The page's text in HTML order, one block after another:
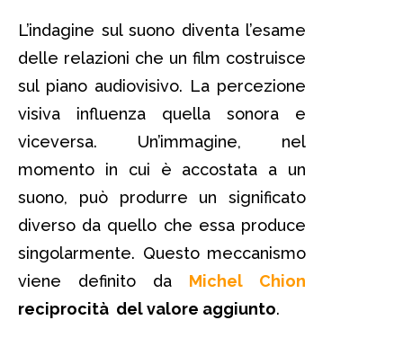
L’indagine sul suono diventa l’esame
delle relazioni che un film costruisce
sul piano audiovisivo. La percezione
visiva influenza quella sonora e
viceversa. Un’immagine, nel
momento in cui è accostata a un
suono, può produrre un significato
diverso da quello che essa produce
singolarmente. Questo meccanismo
viene definito da Michel Chion
reciprocità del valore aggiunto.